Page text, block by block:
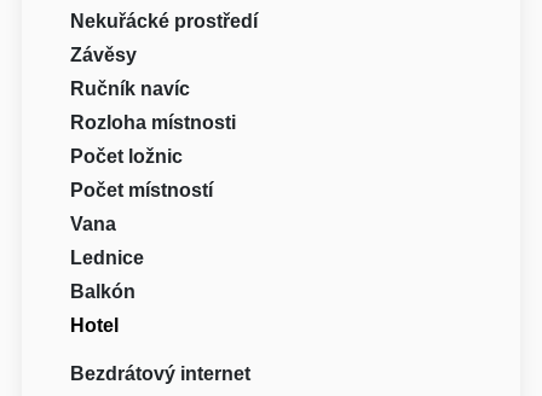
Nekuřácké prostředí
Závěsy
Ručník navíc
Rozloha místnosti
Počet ložnic
Počet místností
Vana
Lednice
Balkón
Hotel
Bezdrátový internet